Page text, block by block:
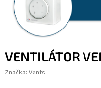
VENTILÁTOR
Značka: Vents